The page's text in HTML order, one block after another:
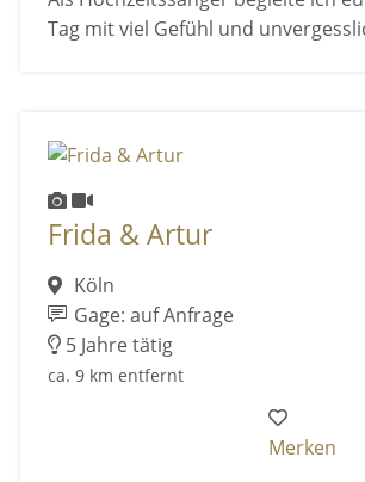
Tag mit viel Gefühl und
Frida & Artur
Köln
Gage: auf Anfrage
5 Jahre tätig
ca. 9 km entfernt
Merken